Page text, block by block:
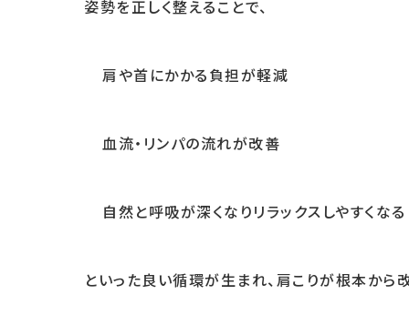
姿勢を正しく整えることで、
肩や首にかかる負担が軽減
血流・リンパの流れが改善
自然と呼吸が深くなりリラックスしやすくなる
といった良い循環が生まれ、肩こりが根本から